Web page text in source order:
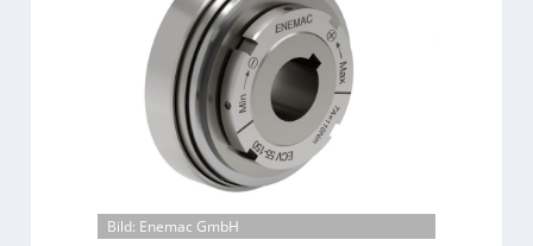
Bild: Enemac GmbH